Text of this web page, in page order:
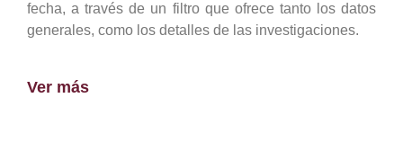
fecha, a través de un filtro que ofrece tanto los datos
generales, como los detalles de las investigaciones.
Ver más